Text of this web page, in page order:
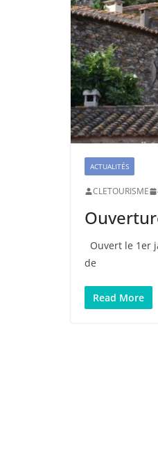
ACTUALITÉS
CLETOURISME
Ouvert le 1er
de
Read More